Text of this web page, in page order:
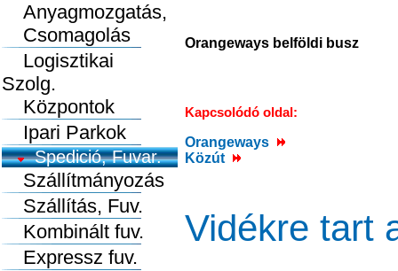
Anyagmozgatás,
Csomagolás
Logisztikai
Szolg.
Központok
Ipari Parkok
Spedició, Fuvar.
Szállítmányozás
Szállítás, Fuv.
Kombinált fuv.
Expressz fuv.
Orangeways belföldi busz
Kapcsolódó oldal:
Orangeways
Közút
Vidékre tart